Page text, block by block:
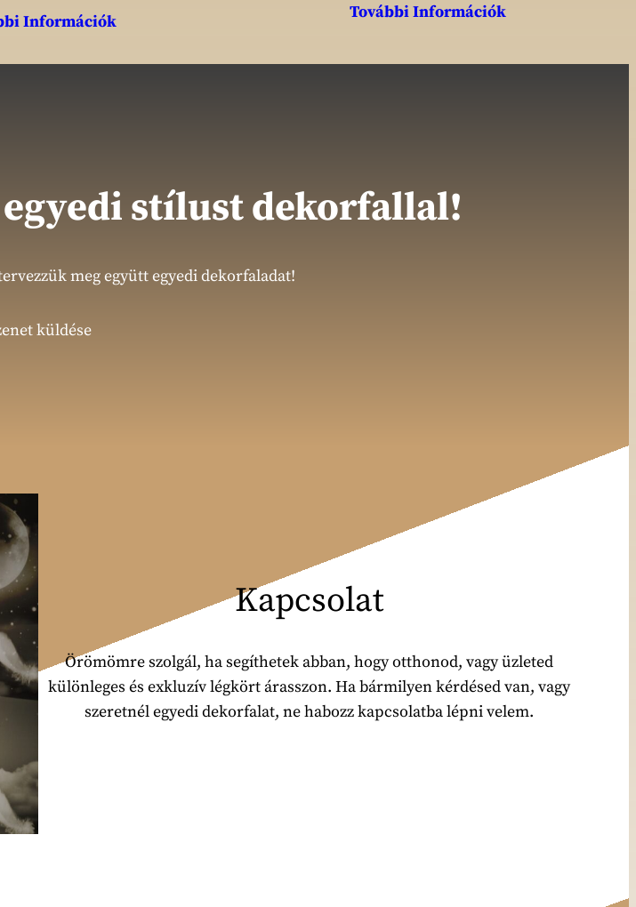
Információk További Információk
stílust dekorfallal!
meg együtt egyedi dekorfaladat!
küldése
Kapcsolat
Örömömre szolgál, ha segíthetek abban, hogy otthonod, vagy üzleted
különleges és exkluzív légkört árasszon. Ha bármilyen kérdésed van, vagy
szeretnél egyedi dekorfalat, ne habozz kapcsolatba lépni velem.